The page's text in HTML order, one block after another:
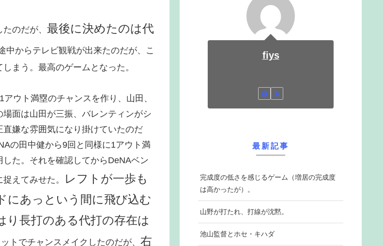
のだが、 最後に決めたのは代
中からテレビ観戦が出来たのだが、こ
まう。最高のゲームとなった。
ウト満塁のチャンスを作り、山田、
面は山田が三振、バレンティンがシ
嫌な雰囲気になり掛けていたのだ
の田中健から9回と同様に1アウト満
た。それを確認してからDeNAベン
えてみせた。
レフトが一歩も
にあっという間に飛び込む
長打のある代打の存在は
トでチャンスメイクしたのだが、 右
fiys
最新記事
完成度の低さを感じるゲーム（増居の完成度
は高かったが）。
山野が打たれ、打線が沈黙。
池山監督とホセ・キハダ